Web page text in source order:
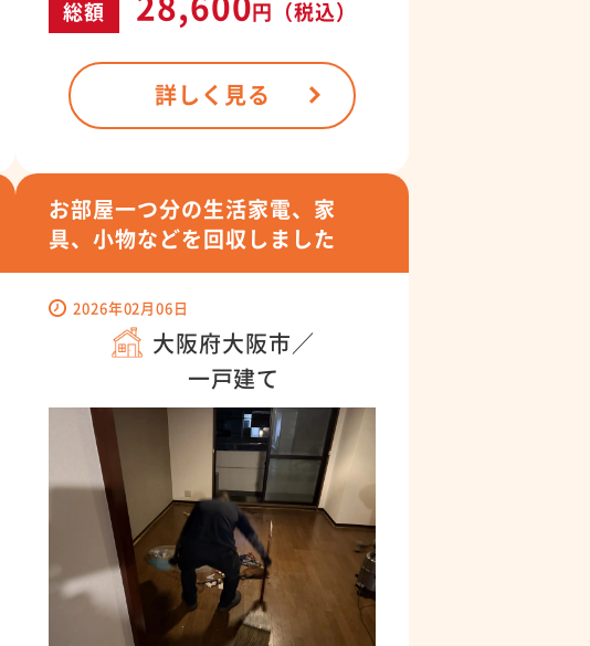
総額 円 （税込）
詳しく見る
お部屋一つ分の生活家電、家
具、小物などを回収しました
2026年02月06日
大阪府大阪市／
一戸建て